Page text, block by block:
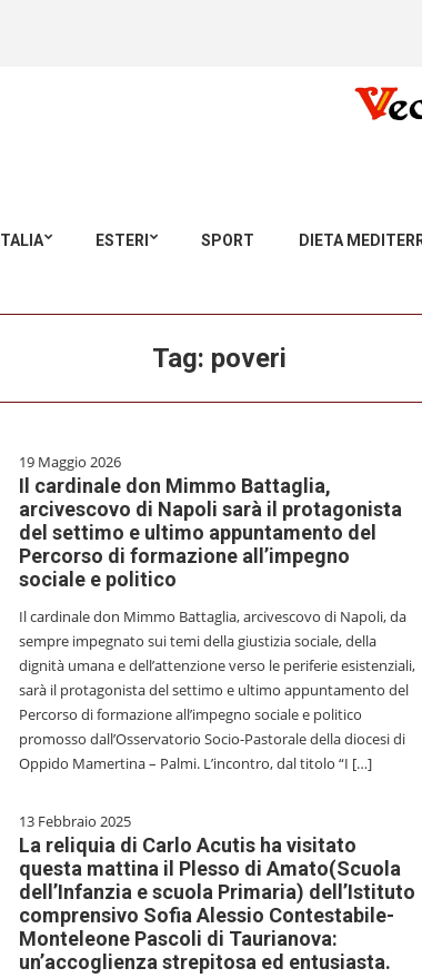
ITALIA ESTERI SPORT DIETA
Tag: poveri
19 Maggio 2026
Il cardinale don Mimmo Battaglia,
arcivescovo di Napoli sarà il protagonista
del settimo e ultimo appuntamento del
Percorso di formazione all’impegno
sociale e politico
Il cardinale don Mimmo Battaglia, arcivescovo di Napoli, da
sempre impegnato sui temi della giustizia sociale, della
dignità umana e dell’attenzione verso le periferie esistenziali,
sarà il protagonista del settimo e ultimo appuntamento del
Percorso di formazione all’impegno sociale e politico
promosso dall’Osservatorio Socio-Pastorale della diocesi di
Oppido Mamertina – Palmi. L’incontro, dal titolo “I […]
13 Febbraio 2025
La reliquia di Carlo Acutis ha visitato
questa mattina il Plesso di Amato(Scuola
dell’Infanzia e scuola Primaria) dell’Istituto
comprensivo Sofia Alessio Contestabile-
Monteleone Pascoli di Taurianova:
un’accoglienza strepitosa ed entusiasta.